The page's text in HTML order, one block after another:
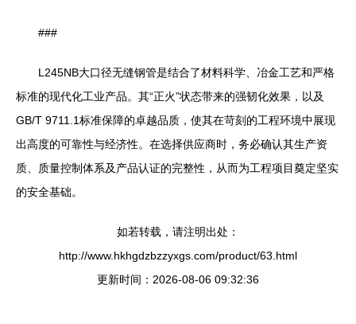
###
L245NB大口径无缝钢管是结合了材料科学、冶金工艺和严格
标准的现代化工业产品。其“正火”状态带来的强韧化效果，以及
GB/T 9711.1标准保障的卓越品质，使其在苛刻的工程环境中展现
出高度的可靠性与经济性。在选择供应商时，务必确认其生产资
质、质量控制体系及产品认证的完整性，从而为工程项目奠定坚实
的安全基础。
如若转载，请注明出处：
http://www.hkhgdzbzzyxgs.com/product/63.html
更新时间：2026-08-06 09:32:36